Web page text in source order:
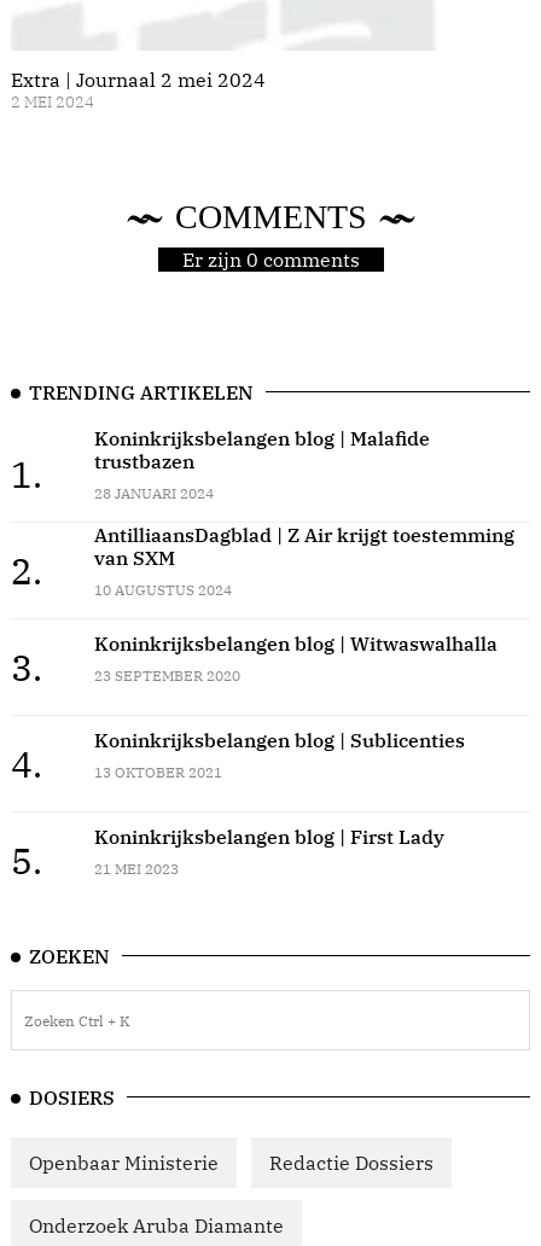
Extra | Journaal 2 mei 2024
2 MEI 2024
COMMENTS
Er zijn 0 comments
TRENDING ARTIKELEN
1.
Koninkrijksbelangen blog | Malafide
trustbazen
28 JANUARI 2024
2.
AntilliaansDagblad | Z Air krijgt toestemming
van SXM
10 AUGUSTUS 2024
3.
Koninkrijksbelangen blog | Witwaswalhalla
23 SEPTEMBER 2020
4.
Koninkrijksbelangen blog | Sublicenties
13 OKTOBER 2021
5.
Koninkrijksbelangen blog | First Lady
21 MEI 2023
ZOEKEN
DOSIERS
Openbaar Ministerie Redactie Dossiers
Onderzoek Aruba Diamante